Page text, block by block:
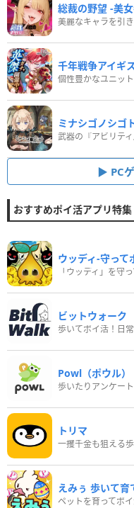
総裁の野望 -美
美麗なキャラを引
千年戦争アイギス
個性豊かなユニッ
ミナシゴノシゴ
PC
おすすめポイ活アプリ特集
ウッディ‐守って
「ウッディ」を守
ビットウォーク
Powl（ポウル）
トリマ
一攫千金も狙える
えみぅ 歩いて育